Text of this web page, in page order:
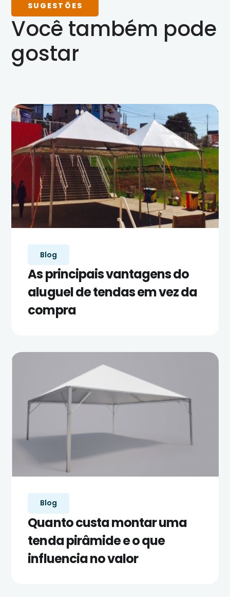
SUGESTÕES
Você também pode
gostar
Blog
As principais vantagens do
aluguel de tendas em vez da
compra
Blog
Quanto custa montar uma
tenda pirâmide e o que
influencia no valor